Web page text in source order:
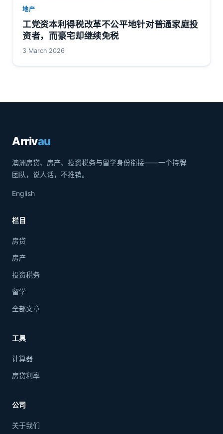
地产
工党资本利得税改革不公平地针对普通家庭投
资者，而豪宅却继续免税
3 March 2026
Arrivau
澳洲房贷、房产、投资税务与留学身份衔接——一个持牌
团队，说人话，不推销。
English
栏目
房贷
房产
投资税务
留学
全部文章
工具
计算器
房贷利率
公司
关于我们